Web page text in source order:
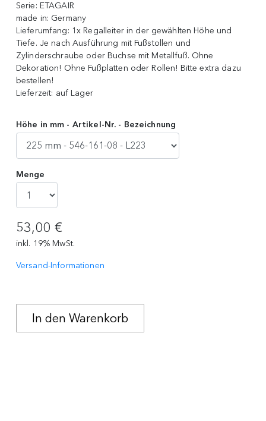
Serie: ETAGAIR
made in: Germany
Lieferumfang: 1x Regalleiter in der gewählten Höhe und
Tiefe. Je nach Ausführung mit Fußstollen und
Zylinderschraube oder Buchse mit Metallfuß. Ohne
Dekoration! Ohne Fußplatten oder Rollen! Bitte extra dazu
bestellen!
Lieferzeit: auf Lager
Höhe in mm - Artikel-Nr. - Bezeichnung
Menge
53,00 €
inkl. 19% MwSt.
Versand-Informationen